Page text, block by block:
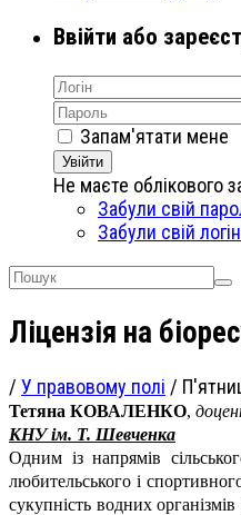
Ввійти або
Запам'ятати мене
Увійти
Не маєте облікового
Забули свій
Забули свій
Ліцензія на
/ У правовому полі /
Тетяна КОВАЛЕНКО,
КНУ ім. Т. Шевченка
Одним із напрямів
любительського і
сукупність водних